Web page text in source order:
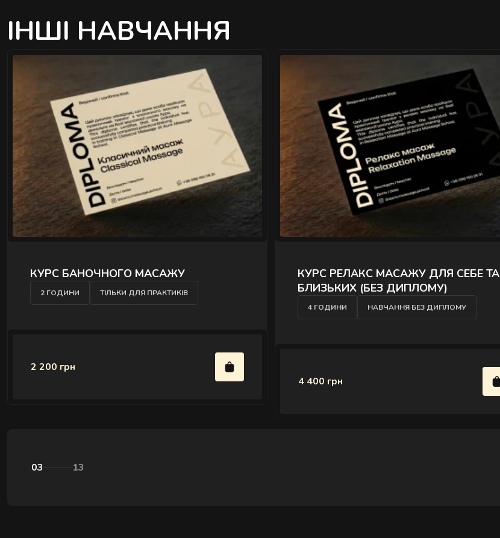
ІНШІ НАВЧАННЯ
">
КУРС БАНОЧНОГО МАСАЖУ
2 ГОДИНИ ТІЛЬКИ ДЛЯ ПРАКТИКІВ
2 200 грн
КУРС РЕЛАКС МАСАЖУ ДЛЯ СЕБЕ ТА
БЛИЗЬКИХ (БЕЗ ДИПЛОМУ)
4 ГОДИНИ НАВЧАННЯ БЕЗ ДИПЛОМУ
4 400 грн
03 13